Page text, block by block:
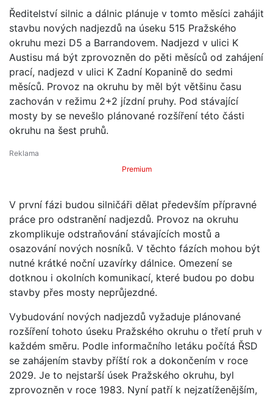
Ředitelství silnic a dálnic plánuje v tomto měsíci zahájit
stavbu nových nadjezdů na úseku 515 Pražského
okruhu mezi D5 a Barrandovem. Nadjezd v ulici K
Austisu má být zprovozněn do pěti měsíců od zahájení
prací, nadjezd v ulici K Zadní Kopanině do sedmi
měsíců. Provoz na okruhu by měl být většinu času
zachován v režimu 2+2 jízdní pruhy. Pod stávající
mosty by se nevešlo plánované rozšíření této části
okruhu na šest pruhů.
Premium
V první fázi budou silničáři dělat především přípravné
práce pro odstranění nadjezdů. Provoz na okruhu
zkomplikuje odstraňování stávajících mostů a
osazování nových nosníků. V těchto fázích mohou být
nutné krátké noční uzavírky dálnice. Omezení se
dotknou i okolních komunikací, které budou po dobu
stavby přes mosty neprůjezdné.
Vybudování nových nadjezdů vyžaduje plánované
rozšíření tohoto úseku Pražského okruhu o třetí pruh v
každém směru. Podle informačního letáku počítá ŘSD
se zahájením stavby příští rok a dokončením v roce
2029. Je to nejstarší úsek Pražského okruhu, byl
zprovozněn v roce 1983. Nyní patří k nejzatíženějším,